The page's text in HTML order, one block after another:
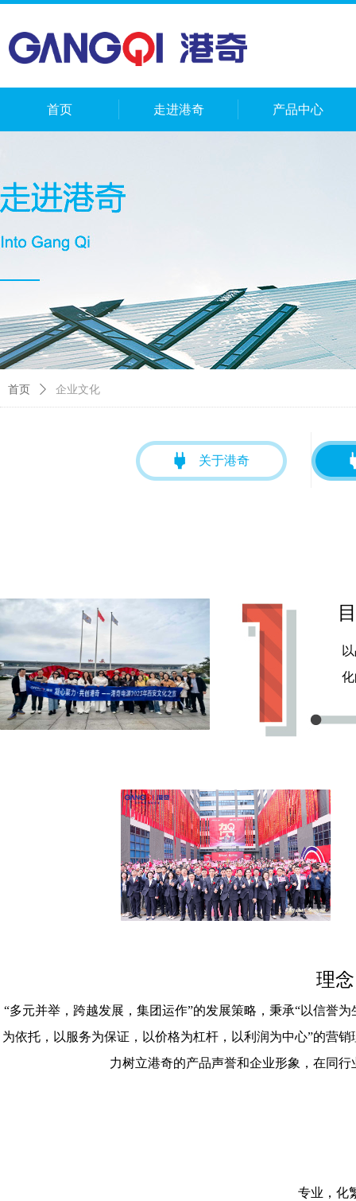
首页 走进港奇 产品中心
关于港奇
首页 ꄲ 企业文化
理
“多元并举，跨越发展，集团运作”的发展策略，秉承“以信誉
为依托，以服务为保证，以价格为杠杆，以利润为中心”的营
力树立港奇的产品声誉和企业形象，在同
专业，化